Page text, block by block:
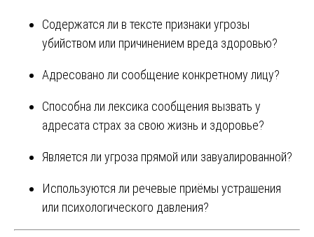
Содержатся ли в тексте признаки угрозы
убийством или причинением вреда здоровью?
Адресовано ли сообщение конкретному лицу?
Способна ли лексика сообщения вызвать у
адресата страх за свою жизнь и здоровье?
Является ли угроза прямой или завуалированной?
Используются ли речевые приёмы устрашения
или психологического давления?